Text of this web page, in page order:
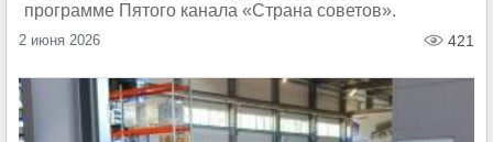
программе Пятого канала «Страна советов».
2 июня 2026 421